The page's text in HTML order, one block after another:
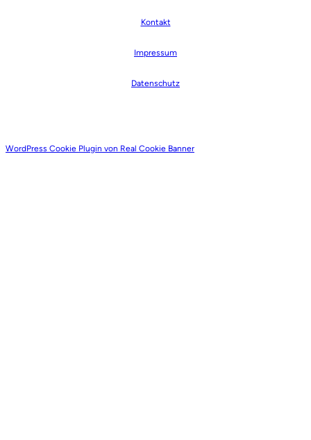
Kontakt
Impressum
Datenschutz
WordPress Cookie Plugin von Real Cookie Banner